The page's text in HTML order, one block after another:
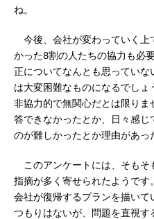
ね。
今後、会社が変わっていく上
かった8割の人たちの協力も必
正についてなんとも思ってい
は大変困難なものになるでし
非協力的で無関心だとは限り
答できなかったとか、日々感
のが難しかったとか理由があっ
このアンケートには、そもそ
指摘が多く寄せられたようで
会社が復帰するプランを描い
つもりはないが、問題を直視